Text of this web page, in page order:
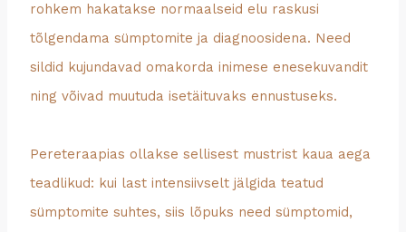
rohkem hakatakse normaalseid elu raskusi
tõlgendama sümptomite ja diagnoosidena. Need
sildid kujundavad omakorda inimese enesekuvandit
ning võivad muutuda isetäituvaks ennustuseks.
Pereteraapias ollakse sellisest mustrist kaua aega
teadlikud: kui last intensiivselt jälgida teatud
sümptomite suhtes, siis lõpuks need sümptomid,